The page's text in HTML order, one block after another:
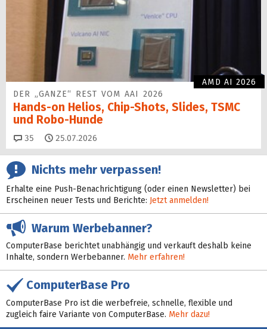
AMD AI 2026
DER „GANZE“ REST VOM AAI 2026
Hands-on Helios, Chip-Shots, Slides, TSMC
und Robo-Hunde
35 Kommentare
25.07.2026
Nichts mehr verpassen!
Erhalte eine Push-Benachrichtigung (oder einen Newsletter) bei
Erscheinen neuer Tests und Berichte: Jetzt anmelden!
Warum Werbebanner?
ComputerBase berichtet unabhängig und verkauft deshalb keine
Inhalte, sondern Werbebanner. Mehr erfahren!
ComputerBase Pro
ComputerBase Pro ist die werbefreie, schnelle, flexible und
zugleich faire Variante von ComputerBase. Mehr dazu!